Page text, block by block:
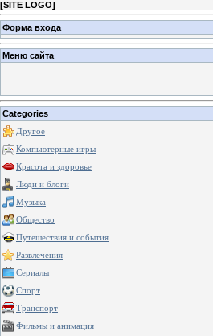
[SITE LOGO]
Форма входа
Меню сайта
Categories
Другое
Компьютерные игры
Красота и здоровье
Люди и блоги
Музыка
Общество
Путешествия и события
Развлечения
Сериалы
Спорт
Транспорт
Фильмы и анимация